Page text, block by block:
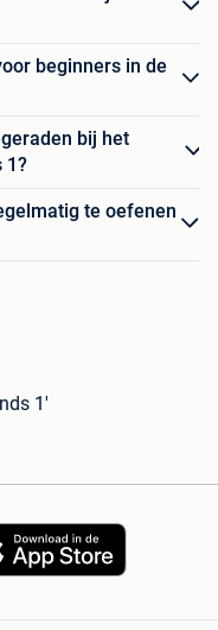
beginners in de
bij het
1?
te oefenen
1'